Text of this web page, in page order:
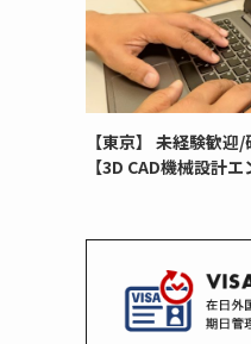
【東京】 未経験歓
【3D CAD機械設計エ